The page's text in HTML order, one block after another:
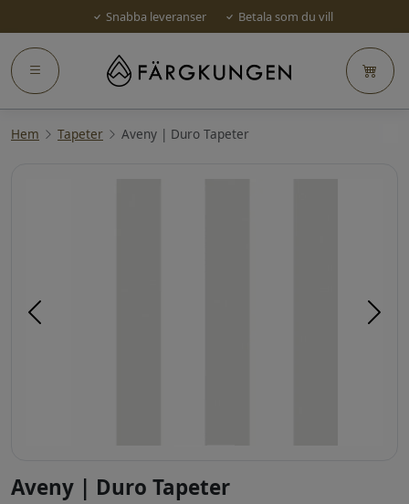
Snabba leveranser Betala som du vill
Hem Tapeter Aveny | Duro Tapeter
Föregående
Aveny | Duro Tapeter